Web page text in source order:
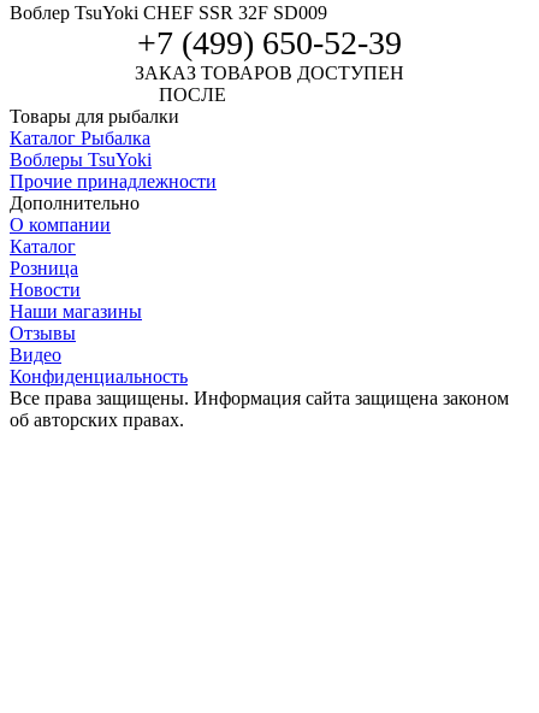
Воблер TsuYoki CHEF SSR 32F SD009
+7 (499) 650-52-39
ЗАКАЗ ТОВАРОВ ДОСТУПЕН
ПОСЛЕ
Товары для рыбалки
Каталог Рыбалка
Воблеры TsuYoki
Прочие принадлежности
Дополнительно
О компании
Каталог
Розница
Новости
Наши магазины
Отзывы
Видео
Конфиденциальность
Все права защищены. Информация сайта защищена законом
об авторских правах.